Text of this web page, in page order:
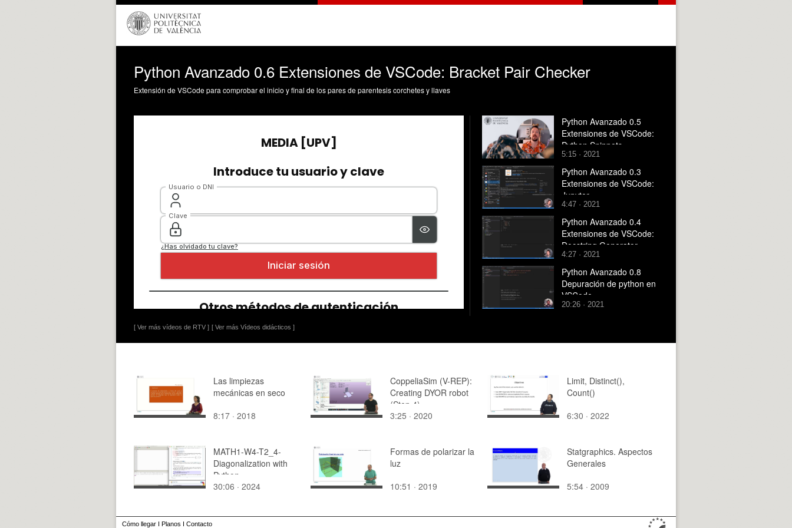
Python Avanzado 0.6 Extensiones de VSCode: Bracket Pair Checker
Extensión de VSCode para comprobar el inicio y final de los pares de parentesis corchetes y llaves
[ Ver más vídeos de RTV ] [ Ver más Vídeos didácticos ]
Python Avanzado 0.5
Extensiones de VSCode:
Python Snippets
5:15 · 2021
Python Avanzado 0.3
Extensiones de VSCode:
Jupyter
4:47 · 2021
Python Avanzado 0.4
Extensiones de VSCode:
Docstring Generator
4:27 · 2021
Python Avanzado 0.8
Depuración de python en
VSCode
20:26 · 2021
Las limpiezas
mecánicas en seco
8:17 · 2018
CoppeliaSim (V-REP):
Creating DYOR robot
(Step 4).
3:25 · 2020
Limit, Distinct(),
Count()
6:30 · 2022
MATH1-W4-T2_4-
Diagonalization with
Python
30:06 · 2024
Formas de polarizar la
luz
10:51 · 2019
Statgraphics. Aspectos
Generales
5:54 · 2009
Cómo llegar I Planos I Contacto